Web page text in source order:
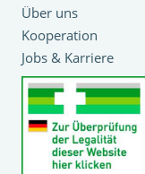
Über uns
Kooperation
Jobs & Karriere